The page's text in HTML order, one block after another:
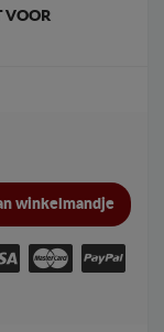
VOOR
winkelmandje